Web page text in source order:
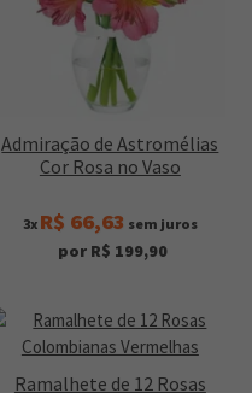
Admiração de Astromélias
Cor Rosa no Vaso
3x R$ 66,63 sem juros
por R$ 199,90
Ramalhete de 12 Rosas